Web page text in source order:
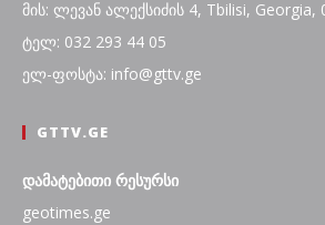
მის: ლევან ალექსიძის 4, Tbilisi, Georgia,
ტელ: 032 293 44 05
ელ-ფოსტა: info@gttv.ge
GTTV.GE
დამატებითი რესურსი
geotimes.ge